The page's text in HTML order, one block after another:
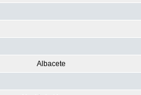
Albacete